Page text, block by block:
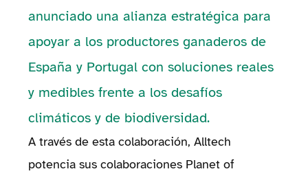
anunciado una alianza estratégica para
apoyar a los productores ganaderos de
España y Portugal con soluciones reales
y medibles frente a los desafíos
climáticos y de biodiversidad.
A través de esta colaboración, Alltech
potencia sus colaboraciones Planet of